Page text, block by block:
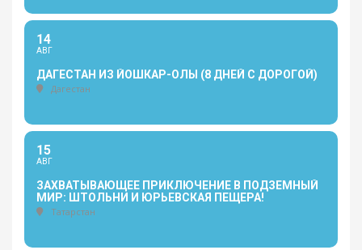
14
АВГ
ДАГЕСТАН ИЗ ЙОШКАР-ОЛЫ (8 ДНЕЙ С ДОРОГОЙ)
Дагестан
15
АВГ
ЗАХВАТЫВАЮЩЕЕ ПРИКЛЮЧЕНИЕ В ПОДЗЕМНЫЙ
МИР: ШТОЛЬНИ И ЮРЬЕВСКАЯ ПЕЩЕРА!
Татарстан